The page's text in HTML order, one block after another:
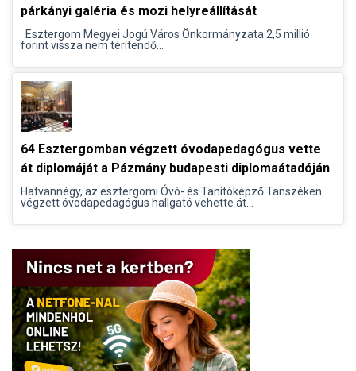
párkányi galéria és mozi helyreállítását
Esztergom Megyei Jogú Város Önkormányzata 2,5 millió
forint vissza nem térítendő...
64 Esztergomban végzett óvodapedagógus vette
át diplomáját a Pázmány budapesti diplomaátadóján
Hatvannégy, az esztergomi Óvó- és Tanítóképző Tanszéken
végzett óvodapedagógus hallgató vehette át...